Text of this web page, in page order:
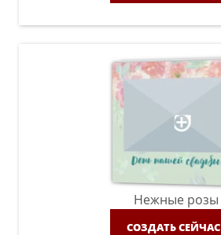
Нежные розы
СОЗДАТЬ СЕЙЧАС